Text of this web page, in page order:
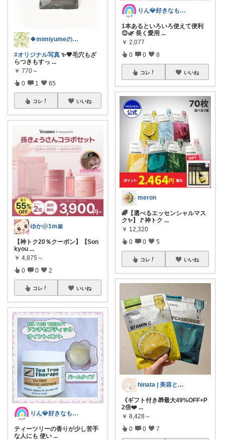
🍀mimiyumeの美容ROOM🍀
#オリジナル写真 ✨🖤毛穴もざ
らつきもすっ ...
￥ 770～
0 1 65
コレ いいね
ゆか@1m🎀
【神トク20％クーポン】【Son
kyou ...
￥ 4,875～
0 0 2
コレ いいね
りん💎好きなものღ⠜
ティーツリーの香りが少し苦手
な人にも 使い ...
りん💎好きなものღ⠜
1本あるといろいろ使えて便利
😊🌿 長く愛用 ...
￥ 2,077
0 0 8
コレ いいね
meron
🌈【選べるエッセンシャルマス
ク✨】🚩神トク ...
￥ 12,320
0 0 5
コレ いいね
hinata | 美容と暮らし🐰
《ギフト付き🎁最大49%OFF+P
2倍❤️ ...
￥ 8,428～
0 0 7